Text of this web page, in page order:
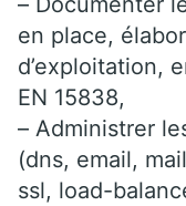
en place,
d’exploitation,
EN 15838,
– Administrer
(dns, email,
ssl, load-